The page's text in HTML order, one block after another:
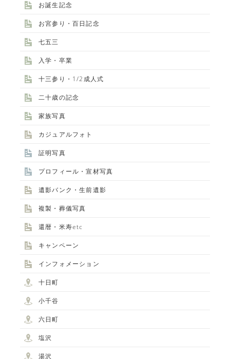
お誕生記念
お宮参り・百日記念
七五三
入学・卒業
十三参り・1/2成人式
二十歳の記念
家族写真
カジュアルフォト
証明写真
プロフィール・宣材写真
遺影バンク・生前遺影
複製・葬儀写真
還暦・米寿etc
キャンペーン
インフォメーション
十日町
小千谷
六日町
塩沢
湯沢